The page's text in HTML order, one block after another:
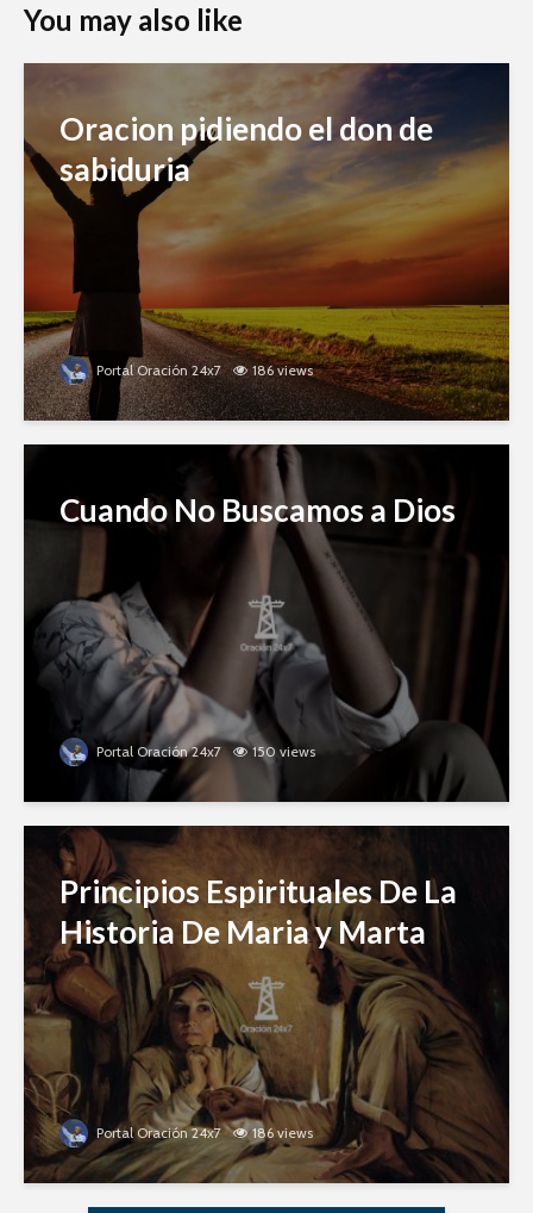
You may also like
Oracion pidiendo el don de
sabiduria
Portal Oración 24x7 186 views
Cuando No Buscamos a Dios
Portal Oración 24x7 150 views
Principios Espirituales De La
Historia De Maria y Marta
Portal Oración 24x7 186 views